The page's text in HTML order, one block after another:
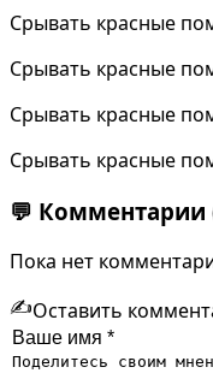
Срывать красные
Срывать красные
Срывать красные
Срывать красные
💬 Комментарии
Пока нет
✍️Оставить